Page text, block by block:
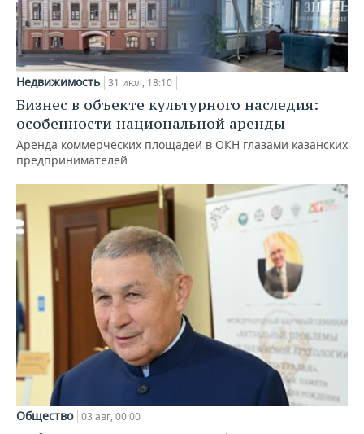
Недвижимость 31 июл, 18:10
Бизнес в объекте культурного наследия:
особенности национальной аренды
Аренда коммерческих площадей в ОКН глазами казанских
предпринимателей
Общество 03 авг, 00:00